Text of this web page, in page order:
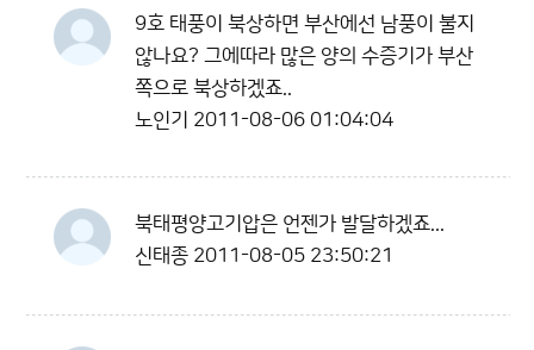
9호 태풍이 북상하면 부산에선 남풍이 불지
않나요? 그에따라 많은 양의 수증기가 부산
쪽으로 북상하겠죠..
노인기 2011-08-06 01:04:04
북태평양고기압은 언젠가 발달하겠죠...
신태종 2011-08-05 23:50:21